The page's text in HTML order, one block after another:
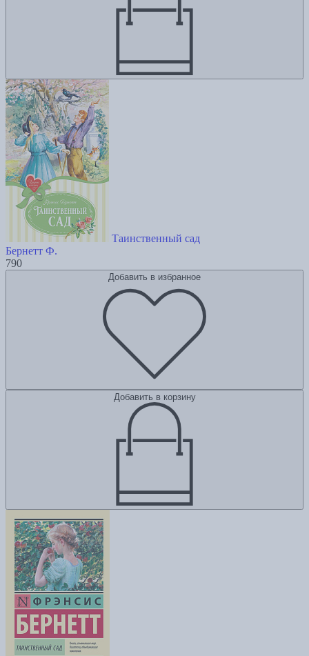
Таинственный сад
Бернетт Ф.
790
Добавить в избранное
Добавить в корзину